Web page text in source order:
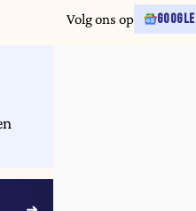
related incident" sparked a fuel tank
Volg ons op